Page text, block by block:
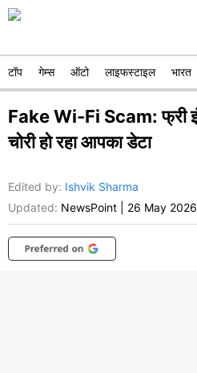
टॉप गेम्स ऑटो लाइफस्टाइल भारत
Fake Wi-Fi Scam: फ्री
चोरी हो रहा आपका डेटा
Edited by: Ishvik Sharma
Updated: NewsPoint 26 May